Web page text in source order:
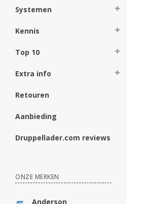
Systemen
Kennis
Top 10
Extra info
Retouren
Aanbieding
Druppellader.com reviews
ONZE MERKEN
Anderson